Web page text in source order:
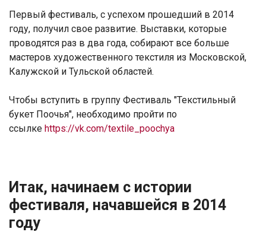
Первый фестиваль, с успехом прошедший в 2014
году, получил свое развитие. Выставки, которые
проводятся раз в два года, собирают все больше
мастеров художественного текстиля из Московской,
Калужской и Тульской областей.
Чтобы вступить в группу Фестиваль "Текстильный
букет Поочья", необходимо пройти по
ссылке https://vk.com/textile_poochya
Итак, начинаем с истории
фестиваля, начавшейся в 2014
году